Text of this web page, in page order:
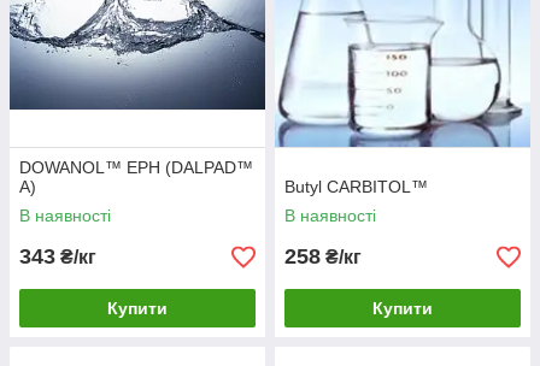
DOWANOL™ EPH (DALPAD™
A)
В наявності
343 ₴/кг
Купити
Butyl CARBITOL™
В наявності
258 ₴/кг
Купити